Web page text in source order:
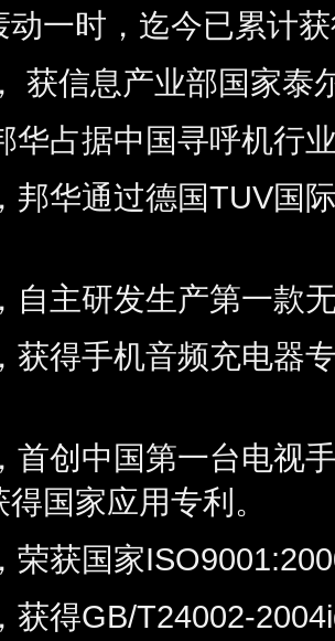
动一时，迄今已累计
获信息产业部国家泰
华占据中国寻呼机行
邦华通过德国TUV国
自主研发生产第一款
获得手机音频充电器
首创中国第一台电视
国家应用专利。
荣获国家
获得GB/T24002-